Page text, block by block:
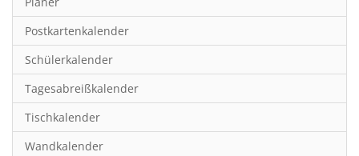
Hobby & Basteln
Humor & Cartoon
Inpiration & Entspannung
Inspiration & Entspannung
Inspiration & Spiritualität
Postkartenkalender
Schülerkalender
Tagesabreißkalender
Tischkalender
Wandkalender